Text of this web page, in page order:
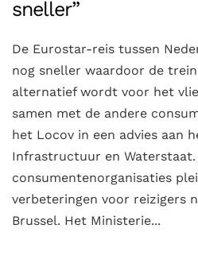
sneller”
De Eurostar-reis tussen
nog sneller waardoor de
alternatief wordt voor het
samen met de andere
het Locov in een advies aan
Infrastructuur en Waterstaat.
consumentenorganisaties
verbeteringen voor reizigers
Brussel. Het Ministerie...